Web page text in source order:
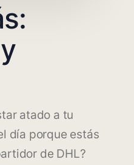
atado a tu
día porque estás
de DHL?